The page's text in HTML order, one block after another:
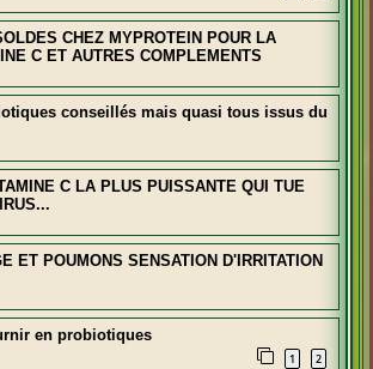
CHEZ MYPROTEIN POUR LA
C ET AUTRES COMPLEMENTS
conseillés mais quasi tous issus du
C LA PLUS PUISSANTE QUI TUE
ET POUMONS SENSATION D'IRRITATION
en probiotiques
1 2